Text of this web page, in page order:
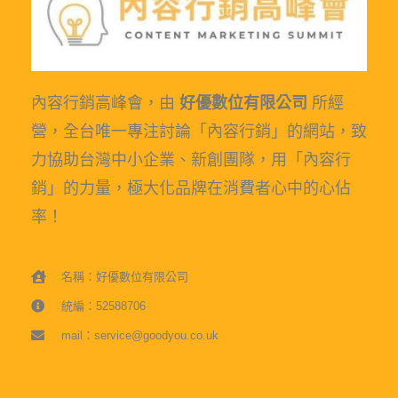
內容行銷高峰會，由 好優數位有限公司 所經
營，全台唯一專注討論「內容行銷」的網站，致
力協助台灣中小企業、新創團隊，用「內容行
銷」的力量，極大化品牌在消費者心中的心佔
率！
名稱：好優數位有限公司
統編：52588706
mail：service@goodyou.co.uk